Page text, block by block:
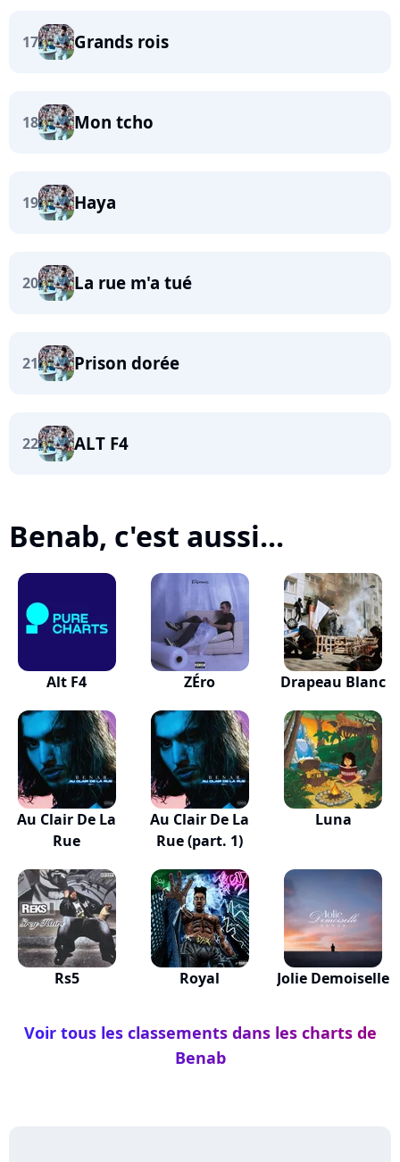
17 Grands rois
18 Mon tcho
19 Haya
20 La rue m'a tué
21 Prison dorée
22 ALT F4
Benab, c'est aussi...
Alt F4 ZÉro Drapeau Blanc
Au Clair De La
Rue
Au Clair De La
Rue (part. 1)
Luna
Rs5 Royal Jolie Demoiselle
Voir tous les classements dans les charts de
Benab